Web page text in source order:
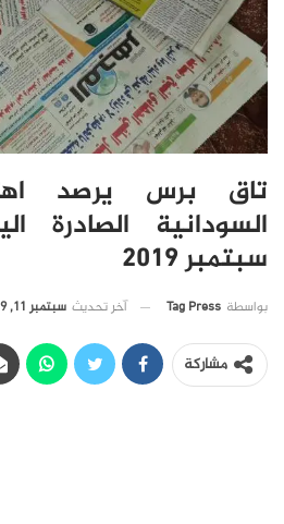
تاق برس يرصد
سبتمبر 2019
بواسطة Tag Press آخر تحديث سبتمبر 11, 2019
مشاركة